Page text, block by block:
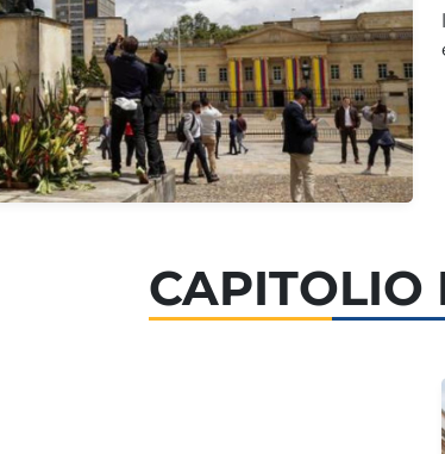
CAPITOLIO